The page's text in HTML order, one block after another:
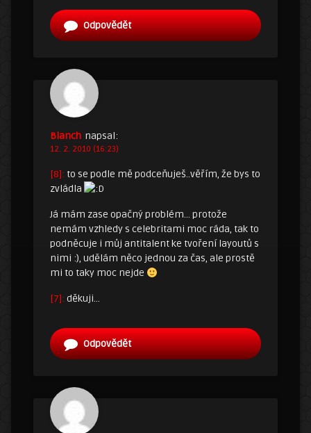
Odpovědět
Blanch napsal:
12. 2. 2010 (16:23)
[8]: to se podle mě podceňuješ..věřím, že bys to
zvládla
Já mám zase opačný problém… protože
nemám vzhledy s celebritami moc ráda, tak to
podněcuje i můj antitalent ke tvoření layoutů s
nimi :), udělám něco jednou za čas, ale prostě
mi to taky moc nejde
[7]: děkuji…
Odpovědět